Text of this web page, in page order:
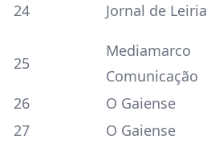
24 Jornal de Leiria
25
Mediamarco
Comunicação
26 O Gaiense
27
O Gaiense